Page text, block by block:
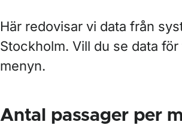
för Olycksstatistik
för Körkortsstatistik
för Skyltstatistik
Här redovisar vi data från
Stockholm. Vill du se data
menyn.
Antal passager per